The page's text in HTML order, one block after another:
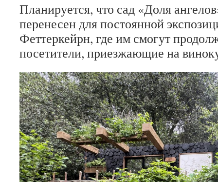
Планируется, что сад «Доля
перенесен для постоянной
Феттеркейрн, где им смогут
посетители, приезжающие на